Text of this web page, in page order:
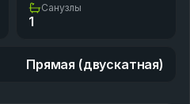
Санузлы
1
Прямая (двускатная)